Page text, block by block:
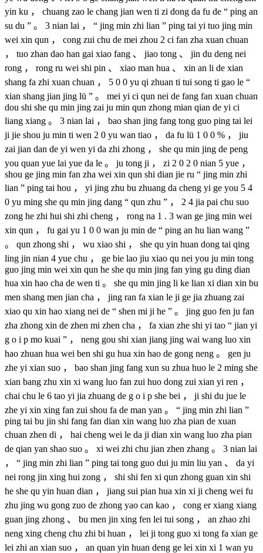
yin ku ， chuang zao le chang jian wen ti zi dong da fu de “ ping an
su du ” 。 3 nian lai ， “ jing min zhi lian ” ping tai yi tuo jing min
wei xin qun ， cong zui chu de mei zhou 2 ci fan zha xuan chuan
， tuo zhan dao han gai xiao fang 、 jiao tong 、 jin du deng nei
rong ， rong ru wei shi pin 、 xiao man hua 、 xin an li de xian
shang fa zhi xuan chuan ， 5 0 0 yu qi zhuan ti tui song ti gao le “
xian shang jian jing lü ” 。 mei yi ci qun nei de fang fan xuan chuan
dou shi she qu min jing zai ju min qun zhong mian qian de yi ci
liang xiang 。 3 nian lai ， bao shan jing fang tong guo ping tai lei
ji jie shou ju min ti wen 2 0 yu wan tiao ， da fu lü 1 0 0 % ， jiu
zai jian dan de yi wen yi da zhi zhong ， she qu min jing de peng
you quan yue lai yue da le 。 ju tong ji ， zi 2 0 2 0 nian 5 yue ，
shou ge jing min fan zha wei xin qun shi dian jie ru “ jing min zhi
lian ” ping tai hou ， yi jing zhu bu zhuang da cheng yi ge you 5 4
0 yu ming she qu min jing dang “ qun zhu ” ， 2 4 jia pai chu suo
zong he zhi hui shi zhi cheng ， rong na 1 . 3 wan ge jing min wei
xin qun ， fu gai yu 1 0 0 wan ju min de “ ping an hu lian wang ”
。 qun zhong shi ， wu xiao shi ， she qu yin huan dong tai qing
ling jin nian 4 yue chu ， ge bie lao jiu xiao qu nei you ju min tong
guo jing min wei xin qun he she qu min jing fan ying gu ding dian
hua xin hao cha de wen ti 。 she qu min jing li ke lian xi dian xin bu
men shang men jian cha ， jing ran fa xian le ji ge jia zhuang zai
xiao qu xin hao xiang nei de “ shen mi ji he ” 。 jing guo fen ju fan
zha zhong xin de zhen mi zhen cha ， fa xian zhe shi yi tao “ jian yi
g o i p mo kuai ” ， neng gou shi xian jiang jing wai wang luo xin
hao zhuan hua wei ben shi gu hua xin hao de gong neng 。 gen ju
zhe yi xian suo ， bao shan jing fang xun su zhua huo le 2 ming she
xian bang zhu xin xi wang luo fan zui huo dong zui xian yi ren ，
chai chu le 6 tao yi jia zhuang de g o i p she bei ， ji shi du jue le
zhe yi xin xing fan zui shou fa de man yan 。 “ jing min zhi lian ”
ping tai bu jin shi fang fan dian xin wang luo zha pian de xuan
chuan zhen di ， hai cheng wei le da ji dian xin wang luo zha pian
de qian yan shao suo 。 xi wei zhi chu jian zhen zhang 。 3 nian lai
， “ jing min zhi lian ” ping tai tong guo dui ju min liu yan 、 da yi
nei rong jin xing hui zong ， shi shi fen xi qun zhong guan xin shi
he she qu yin huan dian ， jiang sui pian hua xin xi ji cheng wei fu
zhu jing wu gong zuo de zhong yao can kao ， cong er xiang xiang
guan jing zhong 、 bu men jin xing fen lei tui song ， an zhao zhi
neng xing cheng chu zhi bi huan ， lei ji tong guo xi tong fa xian ge
lei zhi an xian suo ， an quan yin huan deng ge lei xin xi 1 wan yu